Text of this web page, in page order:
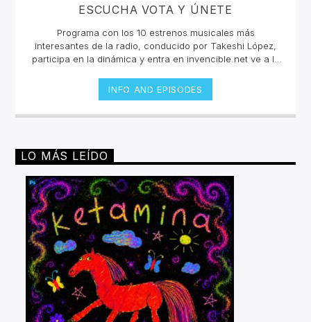
ESCUCHA VOTA Y ÚNETE
Programa con los 10 estrenos musicales más
interesantes de la radio, conducido por Takeshi López,
participa en la dinámica y entra en invencible.net ve a la
votar una vez por cada una.Si quieres conocer más de
las canciones y los artistas escucha en vivo la selección
todos los viernes 10pm cada 15 días un playlist
INFO AND EPISODES
LO MÁS LEÍDO